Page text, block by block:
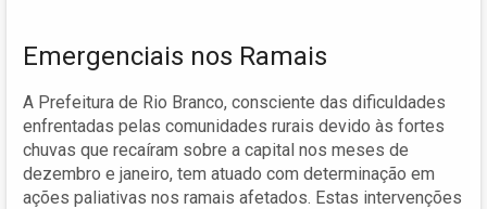
Emergenciais nos Ramais
A Prefeitura de Rio Branco, consciente das dificuldades
enfrentadas pelas comunidades rurais devido às fortes
chuvas que recaíram sobre a capital nos meses de
dezembro e janeiro, tem atuado com determinação em
ações paliativas nos ramais afetados. Estas intervenções